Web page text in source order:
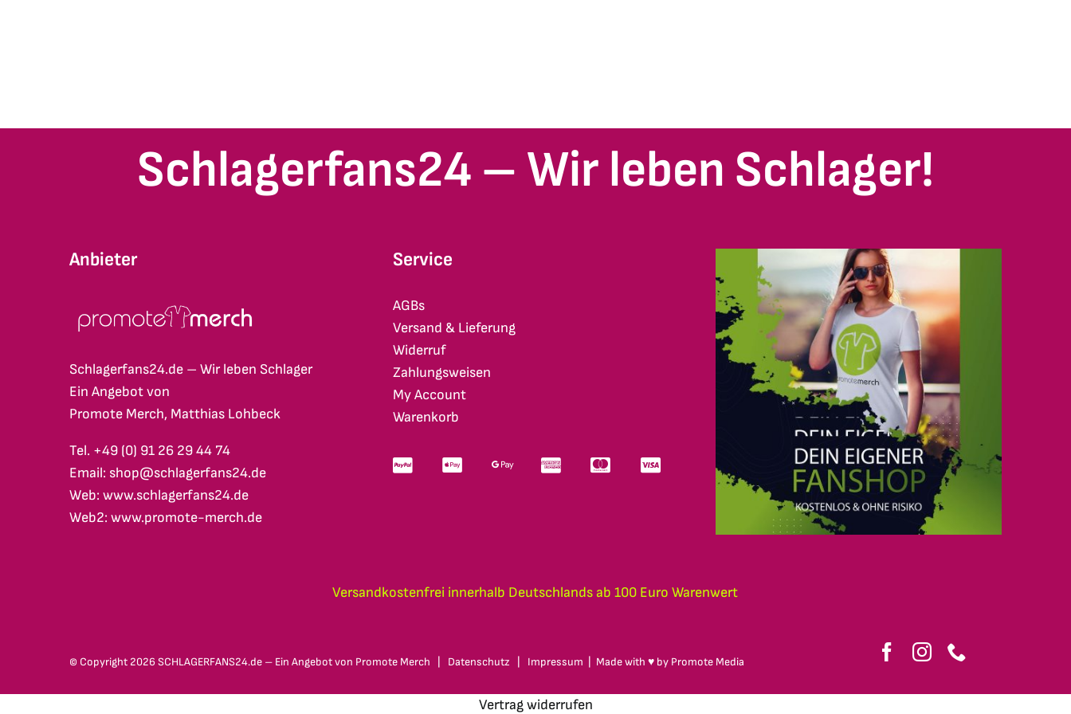
Schlagerfans24 – Wir leben Schlager!
Anbieter
Schlagerfans24.de – Wir leben Schlager
Ein Angebot von
Promote Merch, Matthias Lohbeck
Tel. +49 (0) 91 26 29 44 74
Email: shop@schlagerfans24.de
Web: www.schlagerfans24.de
Web2: www.promote-merch.de
Service
AGBs
Versand & Lieferung
Widerruf
Zahlungsweisen
My Account
Warenkorb
Versandkostenfrei innerhalb Deutschlands ab 100 Euro Warenwert
© Copyright 2026 SCHLAGERFANS24.de – Ein Angebot von Promote Merch Datenschutz Impressum | Made with ♥ by Promote Media
Vertrag widerrufen